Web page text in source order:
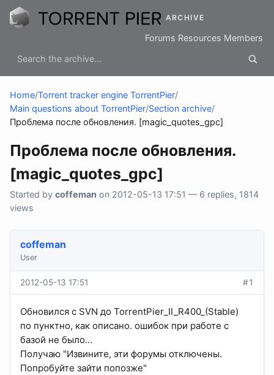
ARCHIVE
Forums Resources Members
Home/Torrent tracker engine TorrentPier/
Main questions about TorrentPier/Section archive/
Проблема после обновления. [magic_quotes_gpc]
Проблема после обновления.
[magic_quotes_gpc]
Started by coffeman on 2012-05-13 17:51 — 6 replies, 1814
views
coffeman
User
2012-05-13 17:51 #1
Обновился с SVN до TorrentPier_II_R400_(Stable)
по пунктно, как описано. ошибок при работе с
базой не было...
Получаю "Извините, эти форумы отключены.
Попробуйте зайти попозже"